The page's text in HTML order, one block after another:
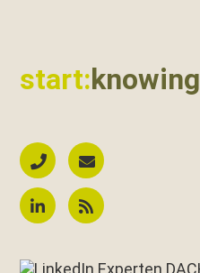
start:knowing